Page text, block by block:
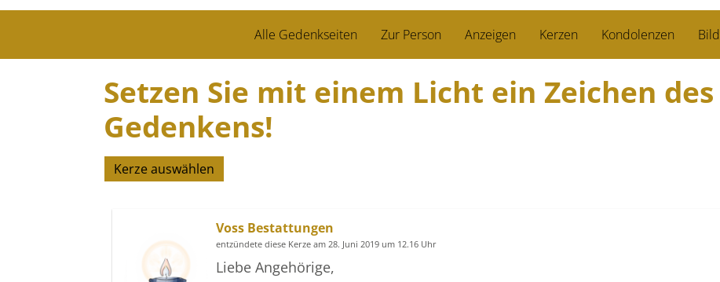
Alle Gedenkseiten Zur Person Anzeigen Kerzen Kondolenzen
Setzen Sie mit einem Licht ein Zeichen des
Gedenkens!
Kerze auswählen
Voss Bestattungen
entzündete diese Kerze am 28. Juni 2019 um 12.16 Uhr
Liebe Angehörige,